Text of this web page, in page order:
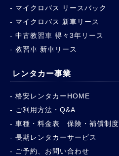
マイクロバス リースバック
マイクロバス 新車リース
中古教習車 得々3年リース
教習車 新車リース
レンタカー事業
格安レンタカーHOME
ご利用方法・Q&A
車種・料金表 保険・補償制度
長期レンタカーサービス
ご予約、お問い合わせ